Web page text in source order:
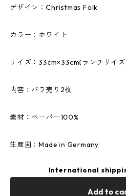
デザイン：Christmas Folk
カラー：ホワイト
サイズ：33cm×33cm(ランチサイ
内容：バラ売り2枚
素材：ペーパー100%
生産国：Made in Germany
International
Add to